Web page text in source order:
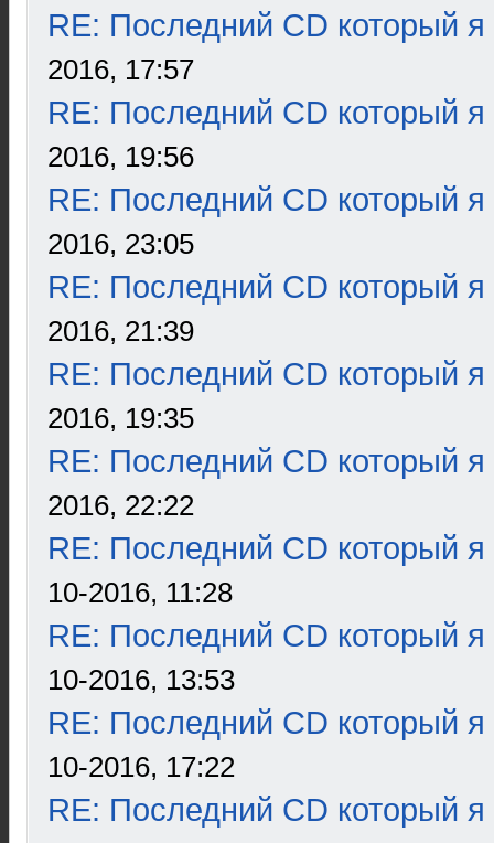
RE: Последний CD который я
2016, 17:57
RE: Последний CD который я
2016, 19:56
RE: Последний CD который я
2016, 23:05
RE: Последний CD который я
2016, 21:39
RE: Последний CD который я
2016, 19:35
RE: Последний CD который я
2016, 22:22
RE: Последний CD который я
10-2016, 11:28
RE: Последний CD который я
10-2016, 13:53
RE: Последний CD который я
10-2016, 17:22
RE: Последний CD который я